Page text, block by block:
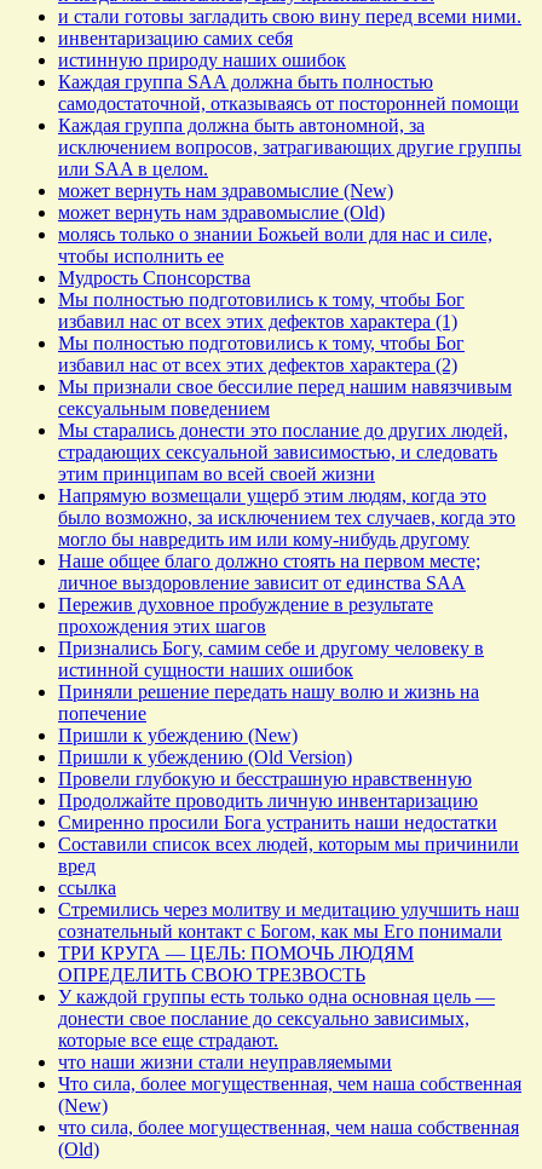
и стали готовы загладить свою вину перед всеми ними.
инвентаризацию самих себя
истинную природу наших ошибок
Каждая группа SAA должна быть полностью
самодостаточной, отказываясь от посторонней помощи
Каждая группа должна быть автономной, за
исключением вопросов, затрагивающих другие группы
или SAA в целом.
может вернуть нам здравомыслие (New)
может вернуть нам здравомыслие (Old)
молясь только о знании Божьей воли для нас и силе,
чтобы исполнить ее
Мудрость Спонсорства
Мы полностью подготовились к тому, чтобы Бог
избавил нас от всех этих дефектов характера (1)
Мы полностью подготовились к тому, чтобы Бог
избавил нас от всех этих дефектов характера (2)
Мы признали свое бессилие перед нашим навязчивым
сексуальным поведением
Мы старались донести это послание до других людей,
страдающих сексуальной зависимостью, и следовать
этим принципам во всей своей жизни
Напрямую возмещали ущерб этим людям, когда это
было возможно, за исключением тех случаев, когда это
могло бы навредить им или кому-нибудь другому
Наше общее благо должно стоять на первом месте;
личное выздоровление зависит от единства SAA
Пережив духовное пробуждение в результате
прохождения этих шагов
Признались Богу, самим себе и другому человеку в
истинной сущности наших ошибок
Приняли решение передать нашу волю и жизнь на
попечение
Пришли к убеждению (New)
Пришли к убеждению (Old Version)
Провели глубокую и бесстрашную нравственную
Продолжайте проводить личную инвентаризацию
Смиренно просили Бога устранить наши недостатки
Составили список всех людей, которым мы причинили
вред
ссылка
Стремились через молитву и медитацию улучшить наш
сознательный контакт с Богом, как мы Его понимали
ТРИ КРУГА — ЦЕЛЬ: ПОМОЧЬ ЛЮДЯМ
ОПРЕДЕЛИТЬ СВОЮ ТРЕЗВОСТЬ
У каждой группы есть только одна основная цель —
донести свое послание до сексуально зависимых,
которые все еще страдают.
что наши жизни стали неуправляемыми
Что сила, более могущественная, чем наша собственная
(New)
что сила, более могущественная, чем наша собственная
(Old)